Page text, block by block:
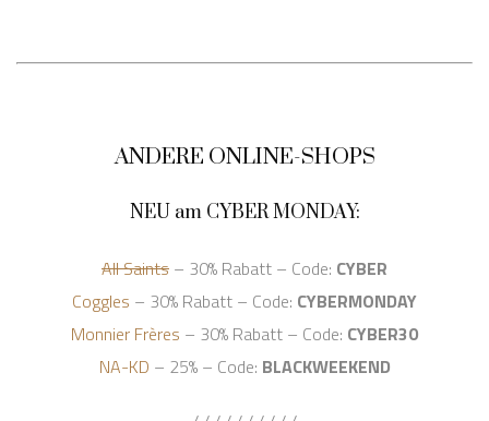
ANDERE ONLINE-SHOPS
NEU am CYBER MONDAY:
All Saints – 30% Rabatt – Code: CYBER
Coggles – 30% Rabatt – Code: CYBERMONDAY
Monnier Frères – 30% Rabatt – Code: CYBER30
NA-KD – 25% – Code: BLACKWEEKEND